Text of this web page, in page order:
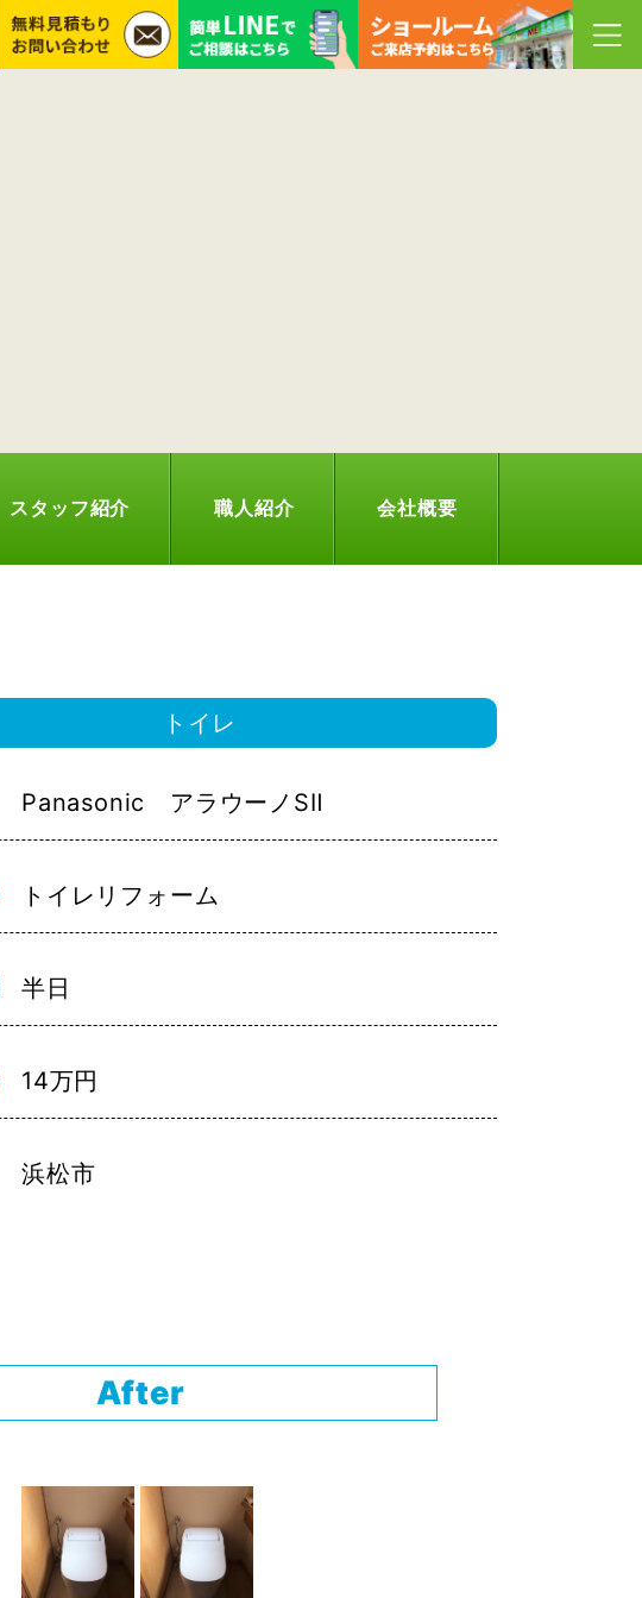
スタッフ紹介 職人紹介 会社概要
トイレ
Panasonic アラウーノSⅡ
トイレリフォーム
半日
14万円
浜松市
After